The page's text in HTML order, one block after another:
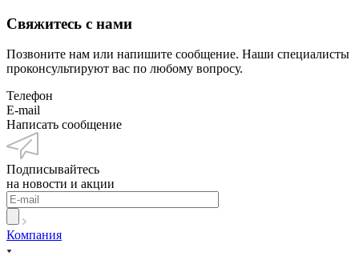
Свяжитесь с нами
Позвоните нам или напишите сообщение. Наши специалисты
проконсультируют вас по любому вопросу.
Телефон
E-mail
Написать сообщение
Подписывайтесь
на новости и акции
Компания